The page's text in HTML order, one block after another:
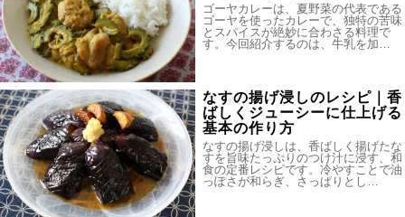
ゴーヤカレーは、夏野菜の代表である
ゴーヤを使ったカレーで、独特の苦味
とスパイスが絶妙に合わさる料理で
す。今回紹介するのは、牛乳を加…
なすの揚げ浸しのレシピ｜香
ばしくジューシーに仕上げる
基本の作り方
なすの揚げ浸しは、香ばしく揚げたな
すを旨味たっぷりのつけ汁に浸す、和
食の定番レシピです。冷やすことで油
っぽさが和らぎ、さっぱりとし…